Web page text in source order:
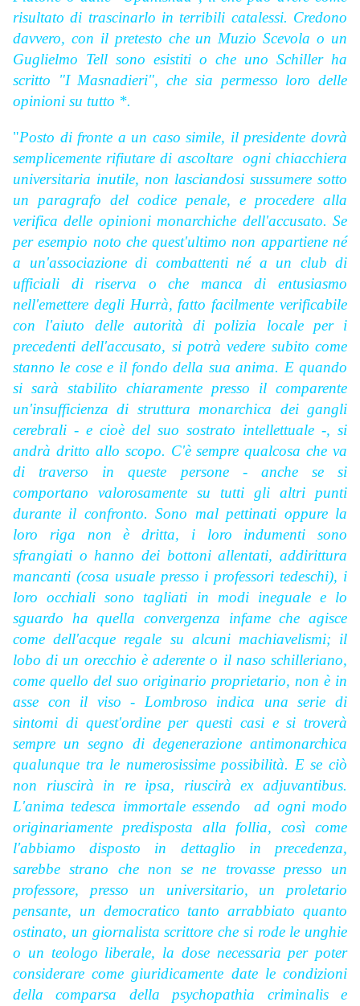
risultato di trascinarlo in terribili catalessi. Credono
davvero, con il pretesto che un Muzio Scevola o un
Guglielmo Tell sono esistiti o che uno Schiller ha
scritto "I Masnadieri", che sia permesso loro delle
opinioni su tutto *.
"Posto di fronte a un caso simile, il presidente dovrà
semplicemente rifiutare di ascoltare ogni chiacchiera
universitaria inutile, non lasciandosi sussumere sotto
un paragrafo del codice penale, e procedere alla
verifica delle opinioni monarchiche dell'accusato. Se
per esempio noto che quest'ultimo non appartiene né
a un'associazione di combattenti né a un club di
ufficiali di riserva o che manca di entusiasmo
nell'emettere degli Hurrà, fatto facilmente verificabile
con l'aiuto delle autorità di polizia locale per i
precedenti dell'accusato, si potrà vedere subito come
stanno le cose e il fondo della sua anima. E quando
si sarà stabilito chiaramente presso il comparente
un'insufficienza di struttura monarchica dei gangli
cerebrali - e cioè del suo sostrato intellettuale -, si
andrà dritto allo scopo. C'è sempre qualcosa che va
di traverso in queste persone - anche se si
comportano valorosamente su tutti gli altri punti
durante il confronto. Sono mal pettinati oppure la
loro riga non è dritta, i loro indumenti sono
sfrangiati o hanno dei bottoni allentati, addirittura
mancanti (cosa usuale presso i professori tedeschi), i
loro occhiali sono tagliati in modi ineguale e lo
sguardo ha quella convergenza infame che agisce
come dell'acque regale su alcuni machiavelismi; il
lobo di un orecchio è aderente o il naso schilleriano,
come quello del suo originario proprietario, non è in
asse con il viso - Lombroso indica una serie di
sintomi di quest'ordine per questi casi e si troverà
sempre un segno di degenerazione antimonarchica
qualunque tra le numerosissime possibilità. E se ciò
non riuscirà in re ipsa, riuscirà ex adjuvantibus.
L'anima tedesca immortale essendo ad ogni modo
originariamente predisposta alla follia, così come
l'abbiamo disposto in dettaglio in precedenza,
sarebbe strano che non se ne trovasse presso un
professore, presso un universitario, un proletario
pensante, un democratico tanto arrabbiato quanto
ostinato, un giornalista scrittore che si rode le unghie
o un teologo liberale, la dose necessaria per poter
considerare come giuridicamente date le condizioni
della comparsa dellapsychopathia criminalis e